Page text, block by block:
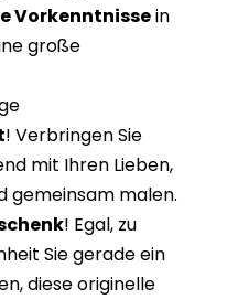
Vorkenntnissein
große
! Verbringen Sie
mit Ihren Lieben,
gemeinsam malen.
! Egal, zu
Sie gerade ein
diese originelle